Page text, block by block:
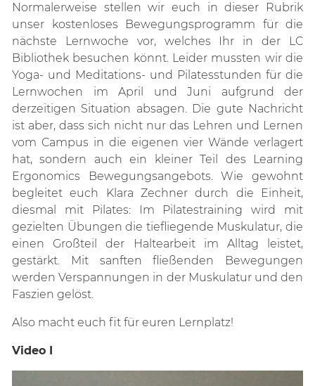
Normalerweise stellen wir euch in dieser Rubrik
unser kostenloses Bewegungsprogramm für die
nächste Lernwoche vor, welches Ihr in der LC
Bibliothek besuchen könnt. Leider mussten wir die
Yoga- und Meditations- und Pilatesstunden für die
Lernwochen im April und Juni aufgrund der
derzeitigen Situation absagen. Die gute Nachricht
ist aber, dass sich nicht nur das Lehren und Lernen
vom Campus in die eigenen vier Wände verlagert
hat, sondern auch ein kleiner Teil des Learning
Ergonomics Bewegungsangebots. Wie gewohnt
begleitet euch Klara Zechner durch die Einheit,
diesmal mit Pilates: Im Pilatestraining wird mit
gezielten Übungen die tiefliegende Muskulatur, die
einen Großteil der Haltearbeit im Alltag leistet,
gestärkt. Mit sanften fließenden Bewegungen
werden Verspannungen in der Muskulatur und den
Faszien gelöst.
Also macht euch fit für euren Lernplatz!
Video I